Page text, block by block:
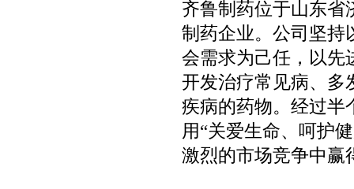
齐鲁制药位于山东省
制药企业。公司坚持
会需求为己任，以先
开发治疗常见病、多
疾病的药物。经过半
用“关爱生命、呵护
激烈的市场竞争中赢